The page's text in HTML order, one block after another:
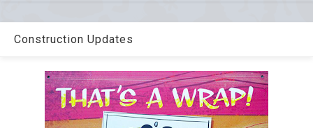
Construction Updates